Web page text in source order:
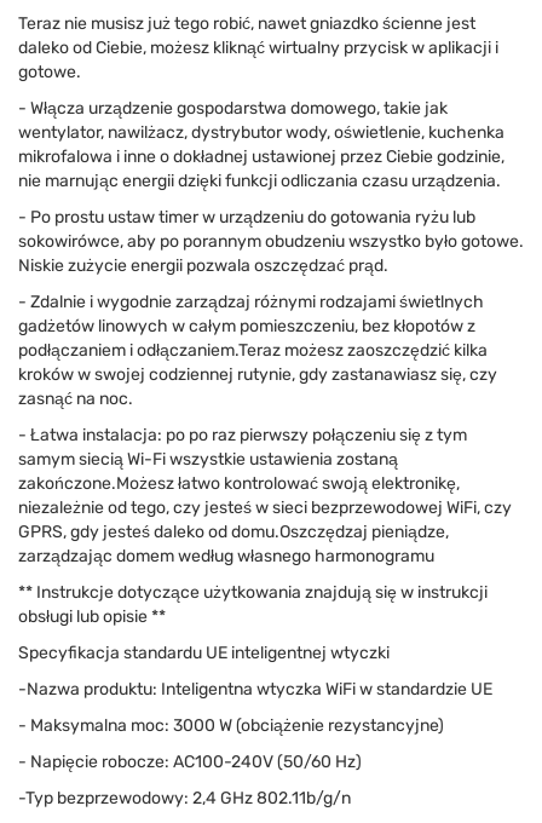
Teraz nie musisz już tego robić, nawet gniazdko ścienne jest
daleko od Ciebie, możesz kliknąć wirtualny przycisk w aplikacji i
gotowe.
- Włącza urządzenie gospodarstwa domowego, takie jak
wentylator, nawilżacz, dystrybutor wody, oświetlenie, kuchenka
mikrofalowa i inne o dokładnej ustawionej przez Ciebie godzinie,
nie marnując energii dzięki funkcji odliczania czasu urządzenia.
- Po prostu ustaw timer w urządzeniu do gotowania ryżu lub
sokowirówce, aby po porannym obudzeniu wszystko było gotowe.
Niskie zużycie energii pozwala oszczędzać prąd.
- Zdalnie i wygodnie zarządzaj różnymi rodzajami świetlnych
gadżetów linowych w całym pomieszczeniu, bez kłopotów z
podłączaniem i odłączaniem.Teraz możesz zaoszczędzić kilka
kroków w swojej codziennej rutynie, gdy zastanawiasz się, czy
zasnąć na noc.
- Łatwa instalacja: po po raz pierwszy połączeniu się z tym
samym siecią Wi-Fi wszystkie ustawienia zostaną
zakończone.Możesz łatwo kontrolować swoją elektronikę,
niezależnie od tego, czy jesteś w sieci bezprzewodowej WiFi, czy
GPRS, gdy jesteś daleko od domu.Oszczędzaj pieniądze,
zarządzając domem według własnego harmonogramu
** Instrukcje dotyczące użytkowania znajdują się w instrukcji
obsługi lub opisie **
Specyfikacja standardu UE inteligentnej wtyczki
-Nazwa produktu: Inteligentna wtyczka WiFi w standardzie UE
- Maksymalna moc: 3000 W (obciążenie rezystancyjne)
- Napięcie robocze: AC100-240V (50/60 Hz)
-Typ bezprzewodowy: 2,4 GHz 802.11b/g/n